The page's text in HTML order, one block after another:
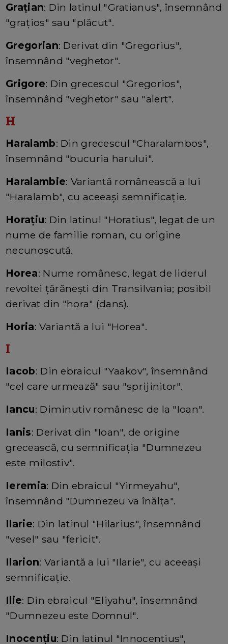
Grațian: Din latinul "Gratianus", însemnând
"grațios" sau "plăcut".
Gregorian: Derivat din "Gregorius",
însemnând "veghetor".
Grigore: Din grecescul "Gregorios",
însemnând "veghetor" sau "alert".
H
Haralamb: Din grecescul "Charalambos",
însemnând "bucuria harului".
Haralambie: Variantă românească a lui
"Haralamb", cu aceeași semnificație.
Horațiu: Din latinul "Horatius", legat de un
nume de familie roman, cu origine
necunoscută.
Horea: Nume românesc, legat de liderul
revoltei țărănești din Transilvania; posibil
derivat din "hora" (dans).
Horia: Variantă a lui "Horea".
I
Iacob: Din ebraicul "Yaakov", însemnând
"cel care urmează" sau "sprijinitor".
Iancu: Diminutiv românesc de la "Ioan".
Ianis: Derivat din "Ioan", de origine
grecească, cu semnificația "Dumnezeu
este milostiv".
Ieremia: Din ebraicul "Yirmeyahu",
însemnând "Dumnezeu va înălța".
Ilarie: Din latinul "Hilarius", însemnând
"vesel" sau "fericit".
Ilarion: Variantă a lui "Ilarie", cu aceeași
semnificație.
Ilie: Din ebraicul "Eliyahu", însemnând
"Dumnezeu este Domnul".
Inocențiu: Din latinul "Innocentius",